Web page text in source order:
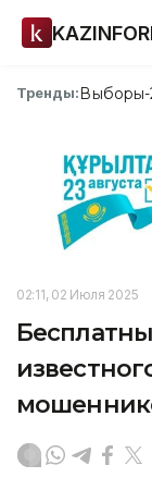
Тренды:Выборы-
02:11, 02 Июля 2025